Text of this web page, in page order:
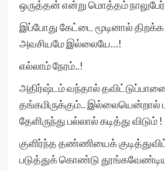
ஒருத்தன் என்று மொத்தம்
இப்போது கேட்டை மூடினால்
அவசியமே இல்லையே…!
எல்லாம் நேரம்..!
அதிர்ஷ்டம் வந்தால்
தங்கமிருக்கும்.. இல்லையென்றால்
தேளிருந்து பல்லால் கடித்து விடும் !
குளிர்ந்த தண்ணியைக்
படுத்துக் கொண்டு